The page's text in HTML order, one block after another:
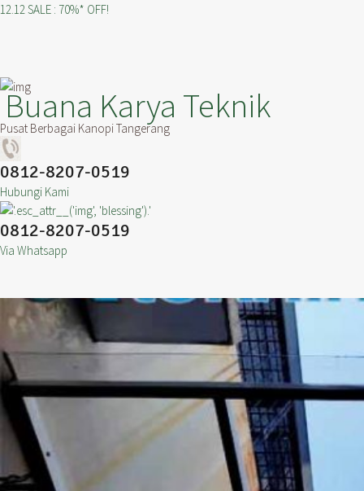
12.12 SALE : 70%* OFF!
Buana Karya Teknik
Pusat Berbagai Kanopi Tangerang
0812-8207-0519
Hubungi Kami
0812-8207-0519
Via Whatsapp